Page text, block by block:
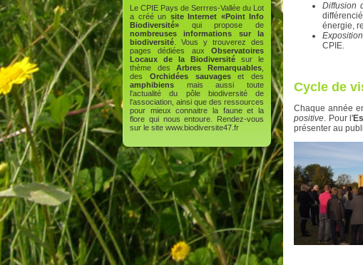
Le CPIE Pays de Serrres-Vallée du Lot
a créé un site Internet «Point Info
Biodiversité» qui propose de
nombreuses informations sur la
biodiversité . Vous y trouverez des
pages dédiées aux Observatoires
Locaux de la Biodiversité sur le
thème desArbres Remarquables
des Orchidées sauvageset des
amphibiens mais aussi toute
l'actualité du pôle biodiversité de
l'association, ainsi que des ressources
pour mieux connaitre la faune et la
flore qui nous entoure. Rendez-vous
sur le site www.biodiversite47.fr
Diffusion
énergie,
CPIE.
Cycle de
Chaque année
positive. Pour l'
présenter au